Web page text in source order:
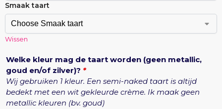
Smaak taart
Wissen
Welke kleur mag de taart worden (geen metallic,
goud en/of zilver)? *
Wij gebruiken 1 kleur. Een semi-naked taart is altijd
bedekt met een wit gekleurde crème. Ik maak geen
metallic kleuren (bv. goud)